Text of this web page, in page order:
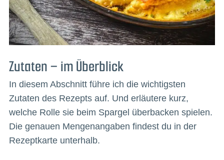
Zutaten – im Überblick
In diesem Abschnitt führe ich die wichtigsten
Zutaten des Rezepts auf. Und erläutere kurz,
welche Rolle sie beim Spargel überbacken spielen.
Die genauen Mengenangaben findest du in der
Rezeptkarte unterhalb.